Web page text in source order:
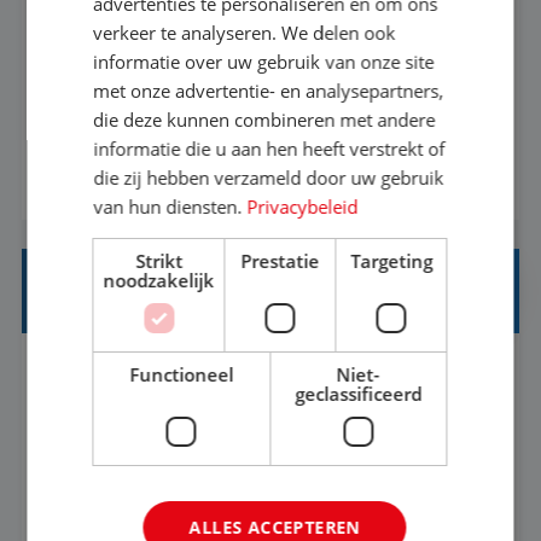
Met jouw ervaring in de reisbranche of
achtergrond in toerisme ben je klaar voor de
volgende stap. Vanaf je stoel reis je de hele
wereld over en speel je moeiteloos in op de
wensen van je team, je klant en wat er in de
reiswereld gebeurt. Met je enthousiasme weet je
klanten te overtuigen om die droomreis te
boeken! ...
BEKIJK VACATURE
REISADVISEUR ALLROUND
Aalsmeer, Noord-Holland, Nederland
Baan
MBO
het nu voor jezelf is, of voor een ander: jij vindt
verkeer te analyseren. We delen ook
informatie over uw gebruik van onze site
met onze advertentie- en analysepartners,
die deze kunnen combineren met andere
informatie die u aan hen heeft verstrekt of
die zij hebben verzameld door uw gebruik
van hun diensten. Privacybeleid
Strikt
noodzakelijk
Prestatie Targeting
Functioneel
Niet-
geclassificeerd
ALLES ACCEPTEREN